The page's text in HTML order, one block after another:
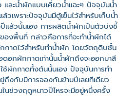
ละน้ำผักแบบเคี่ยวน้ำแฉะๆ ปัจจุบันน้ำ
วเพราะปัจจุบันมีตู้เย็นไว้สำหรับเก็บน้ำ
แล้วนั้นเอง การผลิตน้ำผักเป้นตัวบ่งชี้
งพื้นที่ กล่าวคือการที่จะทำน้ำผักได้
กาดไว้สำหรับทำน้ำผัก โดยวัตถุดิบชั้น
อกผักกาดเท่านั้นน้ำผักถึงจะออกมาสี
ช้ผักกาดทั้งต้นนั้นเอง ปัจจุบันการทำ
ถึงกับมีการจองกันข้ามปีเลยทีเดียว
ในช่วงฤดูหนาวปีไหรจะมีอยู่หนึ่งครั้ง